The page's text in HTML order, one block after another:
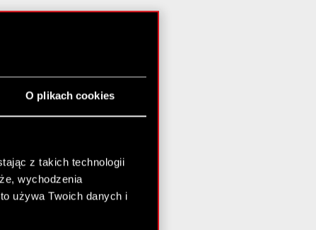
O plikach cookies
z takich technologii
wychodzenia
używa Twoich danych i